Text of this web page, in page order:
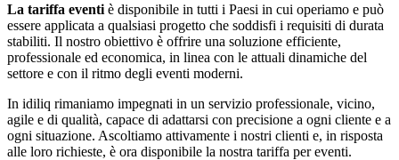
La tariffa eventi è disponibile in tutti i Paesi in cui operiamo e può
essere applicata a qualsiasi progetto che soddisfi i requisiti di durata
stabiliti. Il nostro obiettivo è offrire una soluzione efficiente,
professionale ed economica, in linea con le attuali dinamiche del
settore e con il ritmo degli eventi moderni.
In idiliq rimaniamo impegnati in un servizio professionale, vicino,
agile e di qualità, capace di adattarsi con precisione a ogni cliente e a
ogni situazione. Ascoltiamo attivamente i nostri clienti e, in risposta
alle loro richieste, è ora disponibile la nostra tariffa per eventi.